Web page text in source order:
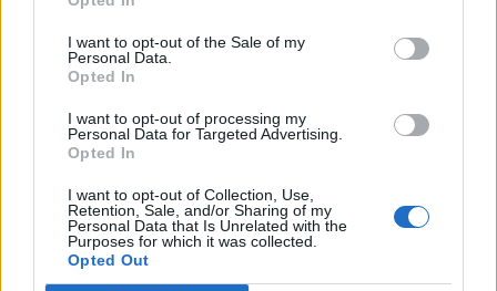
I want to opt-out of the Sale of my
Personal Data.
Opted In
I want to opt-out of processing my
Personal Data for Targeted Advertising.
Opted In
I want to opt-out of Collection, Use,
Retention, Sale, and/or Sharing of my
Personal Data that Is Unrelated with the
Purposes for which it was collected.
Opted Out
A rovat további cikkei